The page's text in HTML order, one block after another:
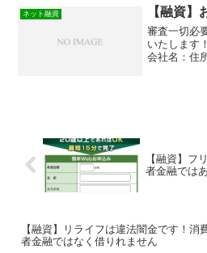
しましょう
ん！表記し
この記事は
嫌がらせな
しています
ネット融資 【融資】
審査一切必
いたします
会社名：住
【融資】フ
者金融では
【融資】リライフは違法闇金です！消
者金融ではなく借りれません